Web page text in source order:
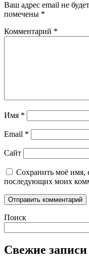
Ваш адрес email не
помечены *
Комментарий *
Имя *
Email *
Сайт
Сохранить моё имя,
последующих моих
Поиск
Свежие записи